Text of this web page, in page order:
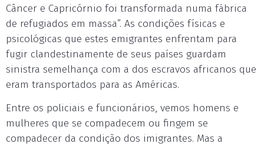
Câncer e Capricórnio foi transformada numa fábrica
de refugiados em massa”. As condições físicas e
psicológicas que estes emigrantes enfrentam para
fugir clandestinamente de seus países guardam
sinistra semelhança com a dos escravos africanos que
eram transportados para as Américas.
Entre os policiais e funcionários, vemos homens e
mulheres que se compadecem ou fingem se
compadecer da condição dos imigrantes. Mas a